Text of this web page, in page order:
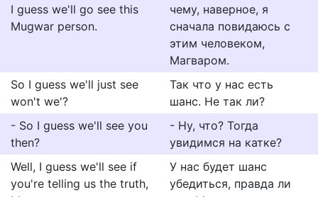
I guess we'll go see this
Mugwar person.
чему, наверное, я
сначала повидаюсь с
этим человеком,
Магваром.
So I guess we'll just see
won't we'?
Так что у нас есть
шанс. Не так ли?
- So I guess we'll see you
then?
- Ну, что? Тогда
увидимся на катке?
Well, I guess we'll see if
you're telling us the truth,
У нас будет шанс
убедиться, правда ли